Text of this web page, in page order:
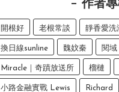
作者專
開根好 老根常談 靜香愛洗
換日線sunline 魏妏秦 閱域
Miracle｜奇蹟放送所 榴槤
小路金融實戰 Lewis Richard